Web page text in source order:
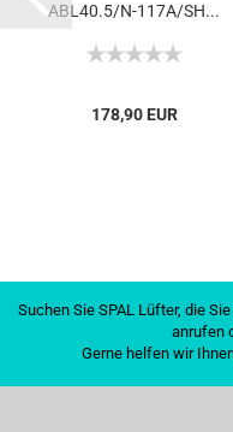
ABL40.5/N-117A/SH...
178,90 EUR
Suchen Sie SPAL Lüfter, die
anrufen
Gerne helfen wir